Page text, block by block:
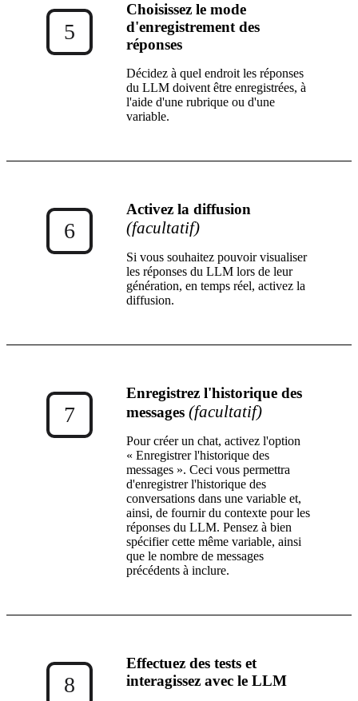
5
Choisissez le mode
d'enregistrement des
réponses
Décidez à quel endroit les réponses
du LLM doivent être enregistrées, à
l'aide d'une rubrique ou d'une
variable.
6
Activez la diffusion
(facultatif)
Si vous souhaitez pouvoir visualiser
les réponses du LLM lors de leur
génération, en temps réel, activez la
diffusion.
7
Enregistrez l'historique des
messages (facultatif)
Pour créer un chat, activez l'option
« Enregistrer l'historique des
messages ». Ceci vous permettra
d'enregistrer l'historique des
conversations dans une variable et,
ainsi, de fournir du contexte pour les
réponses du LLM. Pensez à bien
spécifier cette même variable, ainsi
que le nombre de messages
précédents à inclure.
8
Effectuez des tests et
interagissez avec le LLM